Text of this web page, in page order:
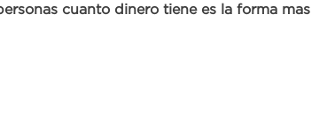
cuanto dinero tiene es la forma mas